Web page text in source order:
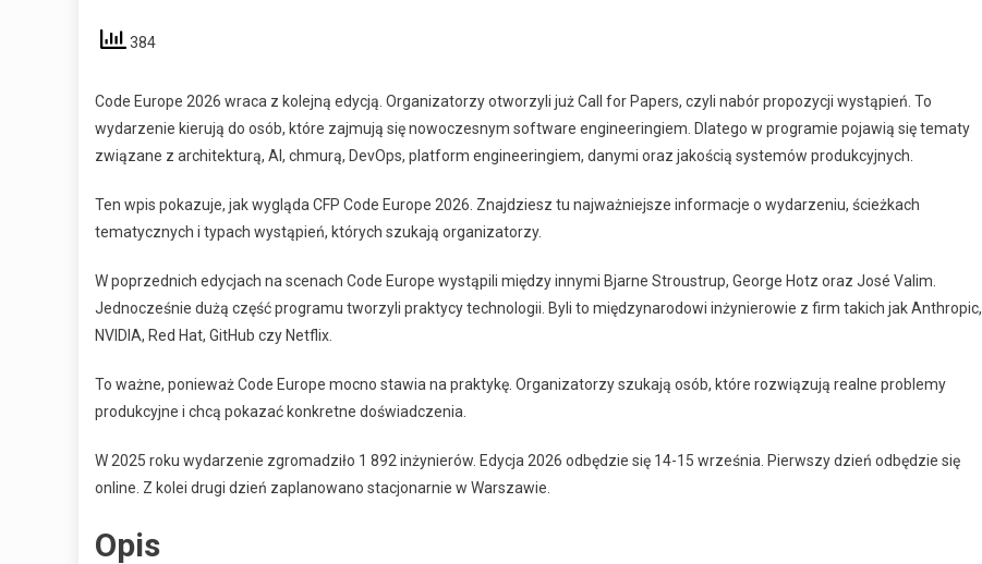
384
Code Europe 2026 wraca z kolejną edycją. Organizatorzy otworzyli już Call for Papers, czyli nabór propozycji wystąpień. To
wydarzenie kierują do osób, które zajmują się nowoczesnym software engineeringiem. Dlatego w programie pojawią się tematy
związane z architekturą, AI, chmurą, DevOps, platform engineeringiem, danymi oraz jakością systemów produkcyjnych.
Ten wpis pokazuje, jak wygląda CFP Code Europe 2026. Znajdziesz tu najważniejsze informacje o wydarzeniu, ścieżkach
tematycznych i typach wystąpień, których szukają organizatorzy.
W poprzednich edycjach na scenach Code Europe wystąpili między innymi Bjarne Stroustrup, George Hotz oraz José Valim.
Jednocześnie dużą część programu tworzyli praktycy technologii. Byli to międzynarodowi inżynierowie z firm takich jak Anthropic,
NVIDIA, Red Hat, GitHub czy Netflix.
To ważne, ponieważ Code Europe mocno stawia na praktykę. Organizatorzy szukają osób, które rozwiązują realne problemy
produkcyjne i chcą pokazać konkretne doświadczenia.
W 2025 roku wydarzenie zgromadziło 1 892 inżynierów. Edycja 2026 odbędzie się 14-15 września. Pierwszy dzień odbędzie się
online. Z kolei drugi dzień zaplanowano stacjonarnie w Warszawie.
Opis